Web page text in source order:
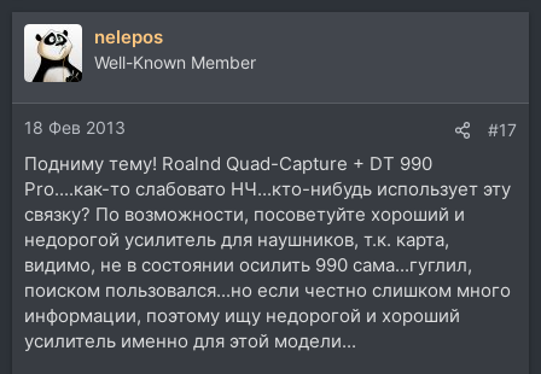
nelepos
Well-Known Member
18 Фев 2013 #17
Подниму тему! Roalnd Quad-Capture + DT 990
Pro....как-то слабовато НЧ...кто-нибудь использует эту
связку? По возможности, посоветуйте хороший и
недорогой усилитель для наушников, т.к. карта,
видимо, не в состоянии осилить 990 сама...гуглил,
поиском пользовался...но если честно слишком много
информации, поэтому ищу недорогой и хороший
усилитель именно для этой модели...